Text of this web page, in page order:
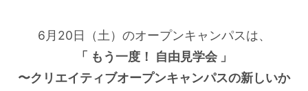
DM送付と学校見学のご案内
6月20日（土）のオープンキャンパスは、
「 もう一度！ 自由見学会 」
〜クリエイティブオープンキャンパスの新しいか